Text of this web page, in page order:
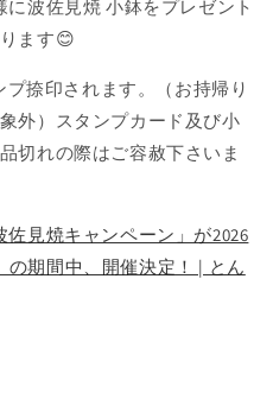
波佐見焼 小鉢をプレゼント
ます😊
捺印されます。（お持帰り
外）スタンプカード及び小
切れの際はご容赦下さいま
佐見焼キャンペーン」が2026
の期間中、開催決定！ | とん